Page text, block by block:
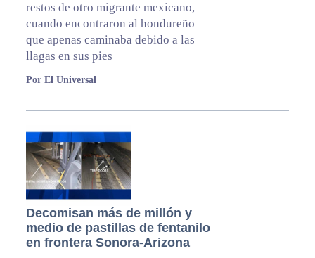
restos de otro migrante mexicano,
cuando encontraron al hondureño
que apenas caminaba debido a las
llagas en sus pies
Por El Universal
Decomisan más de millón y
medio de pastillas de fentanilo
en frontera Sonora-Arizona